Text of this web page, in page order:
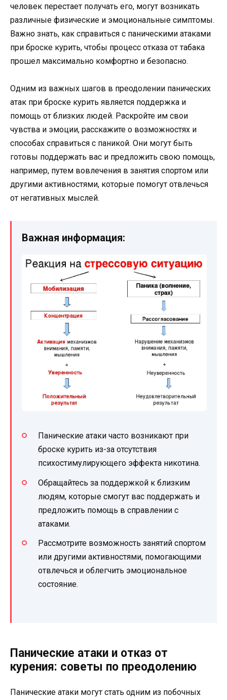
человек перестает получать его, могут возникать
различные физические и эмоциональные симптомы.
Важно знать, как справиться с паническими атаками
при броске курить, чтобы процесс отказа от табака
прошел максимально комфортно и безопасно.
Одним из важных шагов в преодолении панических
атак при броске курить является поддержка и
помощь от близких людей. Раскройте им свои
чувства и эмоции, расскажите о возможностях и
способах справиться с паникой. Они могут быть
готовы поддержать вас и предложить свою помощь,
например, путем вовлечения в занятия спортом или
другими активностями, которые помогут отвлечься
от негативных мыслей.
Важная информация:
Панические атаки часто возникают при
броске курить из-за отсутствия
психостимулирующего эффекта никотина.
Обращайтесь за поддержкой к близким
людям, которые смогут вас поддержать и
предложить помощь в справлении с
атаками.
Рассмотрите возможность занятий спортом
или другими активностями, помогающими
отвлечься и облегчить эмоциональное
состояние.
Панические атаки и отказ от
курения: советы по преодолению
Панические атаки могут стать одним из побочных